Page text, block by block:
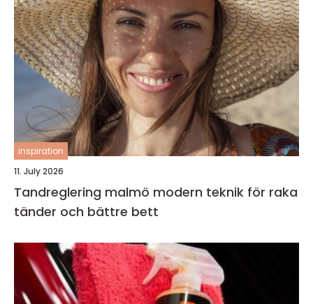
inspiration
11. July 2026
Tandreglering malmö modern teknik för raka
tänder och bättre bett